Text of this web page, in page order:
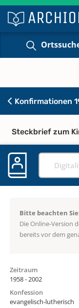
Konfirmationen
Steckbrief zum
Bitte beachten
Die Online-Version
bereits vor dem
Zeitraum
1958 - 2002
Konfession
evangelisch-lutherisch